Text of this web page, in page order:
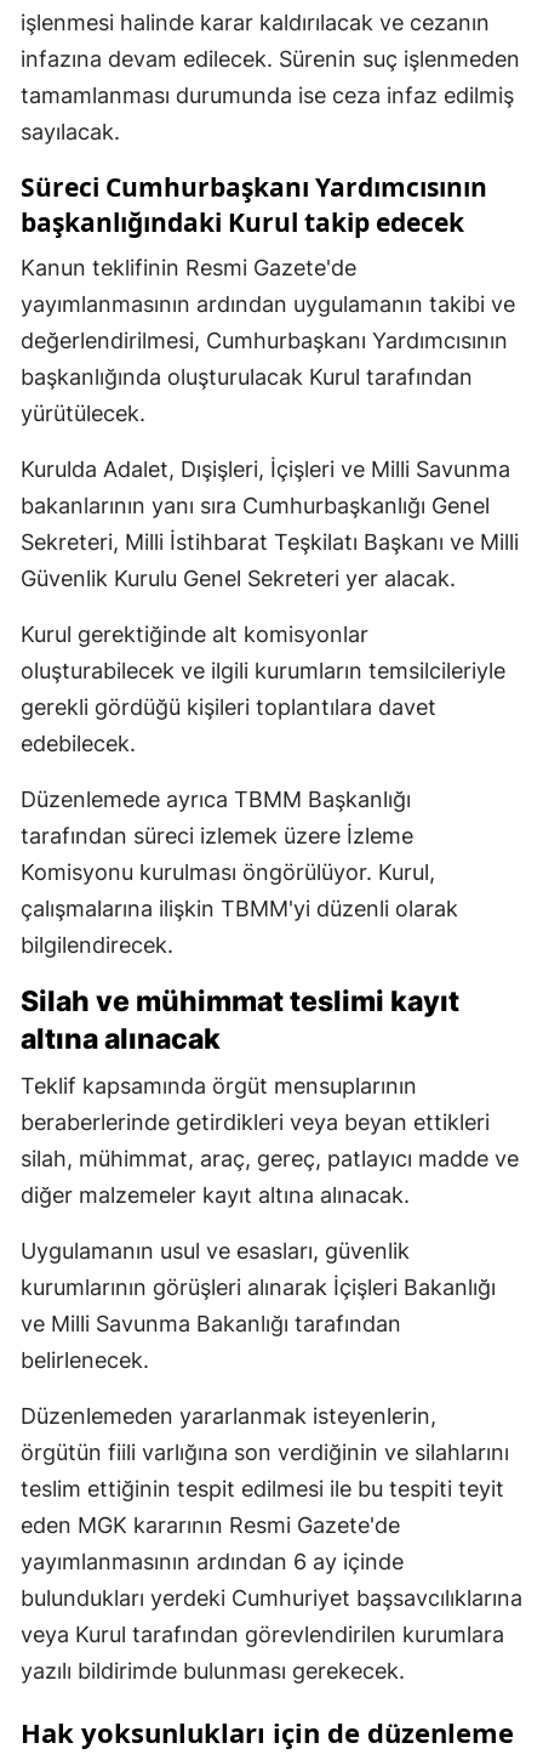
işlenmesi halinde karar kaldırılacak ve cezanın
infazına devam edilecek. Sürenin suç işlenmeden
tamamlanması durumunda ise ceza infaz edilmiş
sayılacak.
Süreci Cumhurbaşkanı Yardımcısının
başkanlığındaki Kurul takip edecek
Kanun teklifinin Resmi Gazete'de
yayımlanmasının ardından uygulamanın takibi ve
değerlendirilmesi, Cumhurbaşkanı Yardımcısının
başkanlığında oluşturulacak Kurul tarafından
yürütülecek.
Kurulda Adalet, Dışişleri, İçişleri ve Milli Savunma
bakanlarının yanı sıra Cumhurbaşkanlığı Genel
Sekreteri, Milli İstihbarat Teşkilatı Başkanı ve Milli
Güvenlik Kurulu Genel Sekreteri yer alacak.
Kurul gerektiğinde alt komisyonlar
oluşturabilecek ve ilgili kurumların temsilcileriyle
gerekli gördüğü kişileri toplantılara davet
edebilecek.
Düzenlemede ayrıca TBMM Başkanlığı
tarafından süreci izlemek üzere İzleme
Komisyonu kurulması öngörülüyor. Kurul,
çalışmalarına ilişkin TBMM'yi düzenli olarak
bilgilendirecek.
Silah ve mühimmat teslimi kayıt
altına alınacak
Teklif kapsamında örgüt mensuplarının
beraberlerinde getirdikleri veya beyan ettikleri
silah, mühimmat, araç, gereç, patlayıcı madde ve
diğer malzemeler kayıt altına alınacak.
Uygulamanın usul ve esasları, güvenlik
kurumlarının görüşleri alınarak İçişleri Bakanlığı
ve Milli Savunma Bakanlığı tarafından
belirlenecek.
Düzenlemeden yararlanmak isteyenlerin,
örgütün fiili varlığına son verdiğinin ve silahlarını
teslim ettiğinin tespit edilmesi ile bu tespiti teyit
eden MGK kararının Resmi Gazete'de
yayımlanmasının ardından 6 ay içinde
bulundukları yerdeki Cumhuriyet başsavcılıklarına
veya Kurul tarafından görevlendirilen kurumlara
yazılı bildirimde bulunması gerekecek.
Hak yoksunlukları için de düzenleme